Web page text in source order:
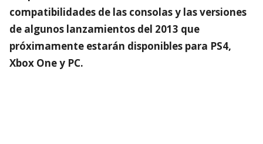
compatibilidades de las consolas y las versiones
de algunos lanzamientos del 2013 que
próximamente estarán disponibles para PS4,
Xbox One y PC.